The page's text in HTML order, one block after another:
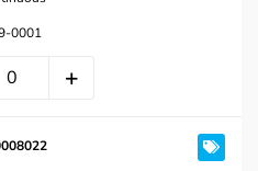
0001